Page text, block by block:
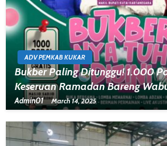
ADV PEMKAB KUKAR
Bukber Paling Ditunggu! 1.000
Keseruan Ramadan Bareng
Admin01 March 14, 2025